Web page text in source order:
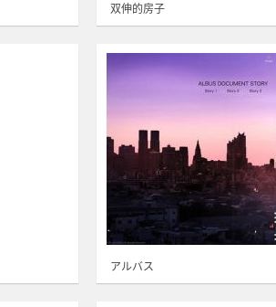
双伸的房子
アルバス